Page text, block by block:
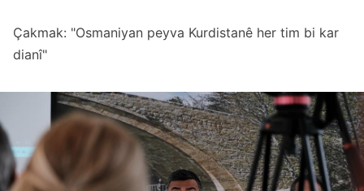
Çakmak: "Osmaniyan peyva Kurdistanê her tim bi kar
dianî"